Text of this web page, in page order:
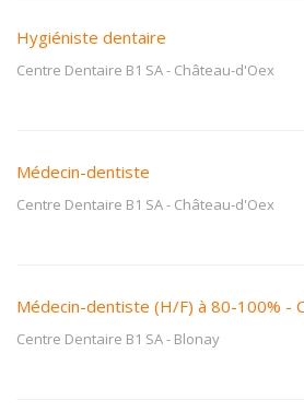
Hygiéniste dentaire
Centre Dentaire B1 SA- Château-d'Oex
Médecin-dentiste
Centre Dentaire B1 SA- Château-d'Oex
Médecin-dentiste (H/F) à 80-100% -
Centre Dentaire B1 SA- Blonay